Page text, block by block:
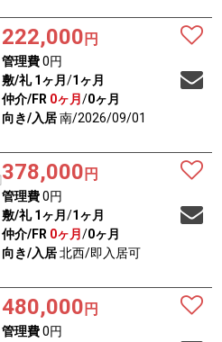
222,000 円
管理費0円
敷/礼 1ヶ月 /1ヶ月
仲介/FR 0ヶ月 /0ヶ月
向き/入居南/2026/09/01
378,000 円
管理費0円
敷/礼 1ヶ月 /1ヶ月
仲介/FR 0ヶ月 /0ヶ月
向き/入居北西/即入居可
480,000 円
管理費0円